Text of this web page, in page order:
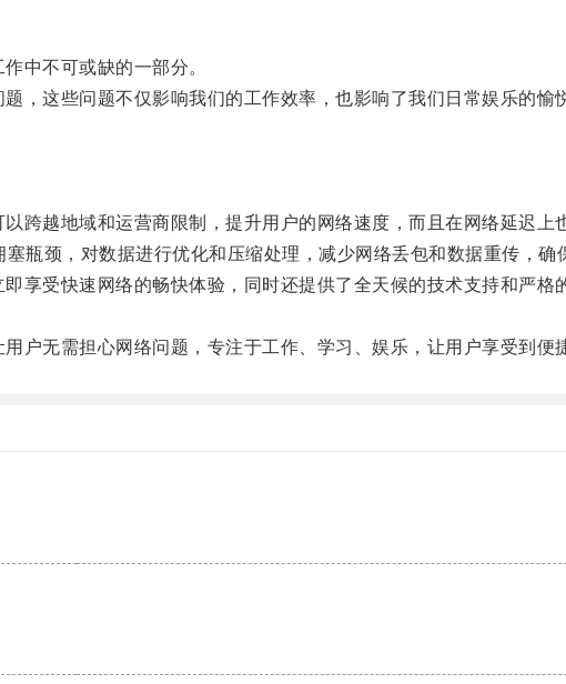
中不可或缺的一部分。
这些问题不仅影响我们的工作效率，也影响了我们日常娱乐的愉
越地域和运营商限制，提升用户的网络速度，而且在网络延迟上
颈，对数据进行优化和压缩处理，减少网络丢包和数据重传，确
受快速网络的畅快体验，同时还提供了全天候的技术支持和严格
无需担心网络问题，专注于工作、学习、娱乐，让用户享受到便